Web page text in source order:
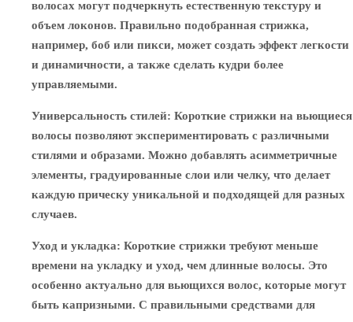
волосах могут подчеркнуть естественную текстуру и
объем локонов. Правильно подобранная стрижка,
например, боб или пикси, может создать эффект легкости
и динамичности, а также сделать кудри более
управляемыми.
Универсальность стилей: Короткие стрижки на вьющиеся
волосы позволяют экспериментировать с различными
стилями и образами. Можно добавлять асимметричные
элементы, градуированные слои или челку, что делает
каждую прическу уникальной и подходящей для разных
случаев.
Уход и укладка: Короткие стрижки требуют меньше
времени на укладку и уход, чем длинные волосы. Это
особенно актуально для вьющихся волос, которые могут
быть капризными. С правильными средствами для